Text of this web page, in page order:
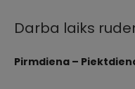
Darba laiks
Pirmdiena –